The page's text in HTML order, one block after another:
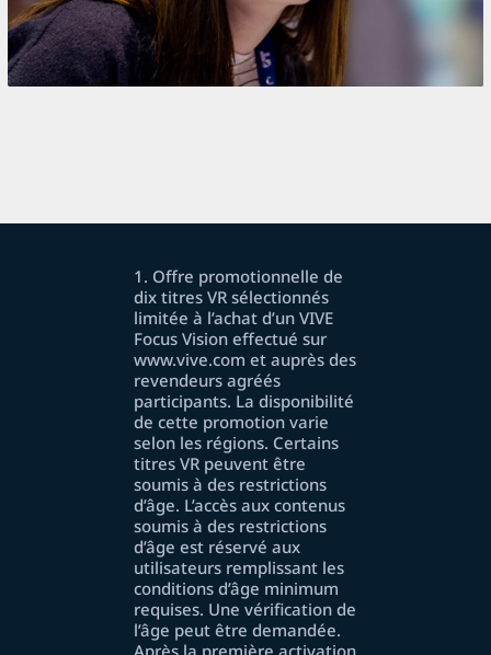
1. Offre promotionnelle de
dix titres VR sélectionnés
limitée à l’achat d’un VIVE
Focus Vision effectué sur
www.vive.com et auprès des
revendeurs agréés
participants. La disponibilité
de cette promotion varie
selon les régions. Certains
titres VR peuvent être
soumis à des restrictions
d’âge. L’accès aux contenus
soumis à des restrictions
d’âge est réservé aux
utilisateurs remplissant les
conditions d’âge minimum
requises. Une vérification de
l’âge peut être demandée.